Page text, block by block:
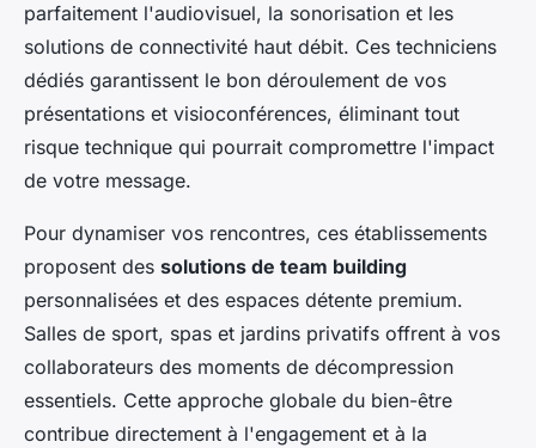
parfaitement l'audiovisuel, la sonorisation et les
solutions de connectivité haut débit. Ces techniciens
dédiés garantissent le bon déroulement de vos
présentations et visioconférences, éliminant tout
risque technique qui pourrait compromettre l'impact
de votre message.
Pour dynamiser vos rencontres, ces établissements
proposent des solutions de team building
personnalisées et des espaces détente premium.
Salles de sport, spas et jardins privatifs offrent à vos
collaborateurs des moments de décompression
essentiels. Cette approche globale du bien-être
contribue directement à l'engagement et à la